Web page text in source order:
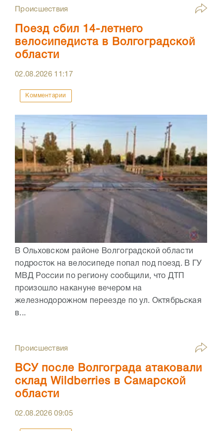
Происшествия
Поезд сбил 14-летнего
велосипедиста в Волгоградской
области
02.08.2026 11:17
Комментарии
В Ольховском районе Волгоградской области
подросток на велосипеде попал под поезд. В ГУ
МВД России по региону сообщили, что ДТП
произошло накануне вечером на
железнодорожном переезде по ул. Октябрьская
в...
Происшествия
ВСУ после Волгограда атаковали
склад Wildberries в Самарской
области
02.08.202609:05